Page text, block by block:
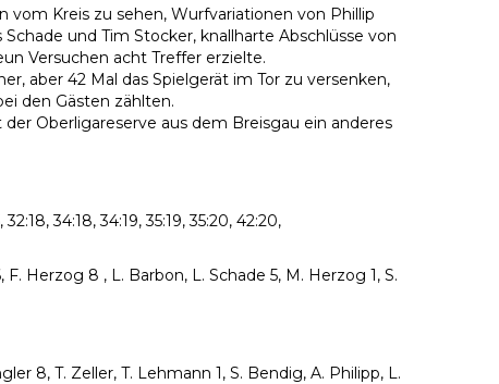
vom Kreis zu sehen, Wurfvariationen von Phillip
und Tim Stocker, knallharte Abschlüsse von
Versuchen acht Treffer erzielte.
aber 42 Mal das Spielgerät im Tor zu versenken,
den Gästen zählten.
Oberligareserve aus dem Breisgau ein anderes
32:18, 34:18, 34:19, 35:19, 35:20, 42:20,
Herzog 8 , L. Barbon, L. Schade 5, M. Herzog 1, S.
8, T. Zeller, T. Lehmann 1, S. Bendig, A. Philipp, L.